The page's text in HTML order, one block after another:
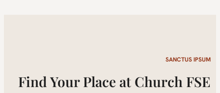
SANCTUS IPSUM
Find Your Place at Church FSE